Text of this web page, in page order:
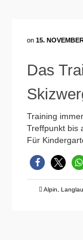
on 15.
Das
Training
Treffpunkt bis
Für
Alpin